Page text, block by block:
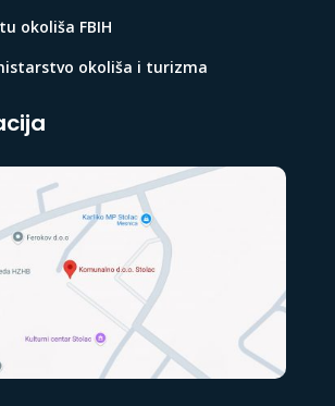
okoliša FBIH
okoliša i turizma